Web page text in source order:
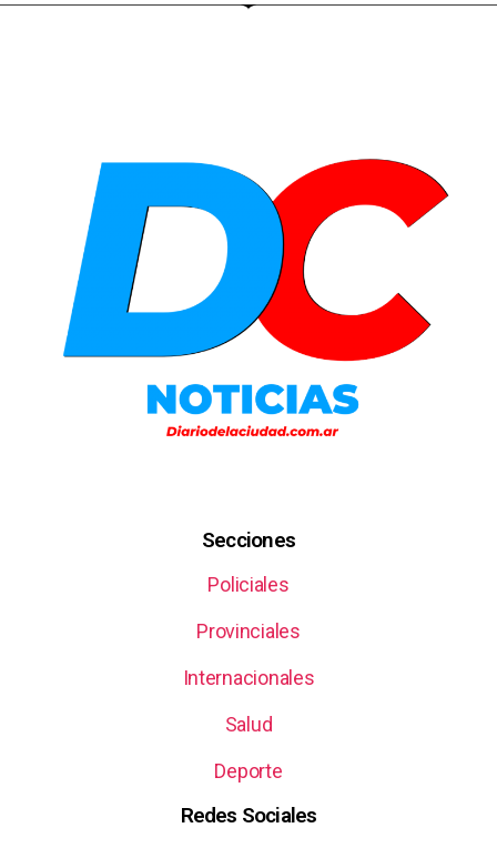
Secciones
Policiales
Provinciales
Internacionales
Salud
Deporte
Redes Sociales